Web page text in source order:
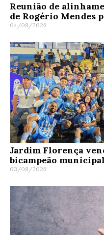
Reunião de
de Rogério Mendes
04/08/2026
Jardim Florença
bicampeão
03/08/2026